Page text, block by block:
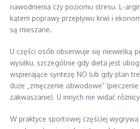
nawodnienia czy poziomu stresu. L-
kątem poprawy przepływu krwi i
są mieszane.
U części osób obserwuje się niewielką
wysiłku, szczególnie gdy dieta jest
wspierające syntezę NO lub gdy plan
duże „zmęczenie obwodowe”
zakwaszanie). U innych nie widać
W praktyce sportowej częściej wygrywa